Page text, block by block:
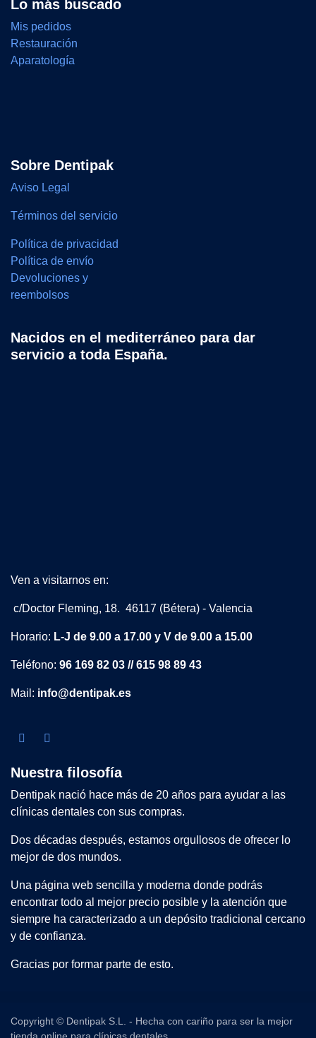
Lo más buscado
Mis pedidos
Restauración
Aparatología
Sobre Dentipak
Aviso Legal
Términos del servicio
Política de privacidad
Política de envío
Devoluciones y
reembolsos
Nacidos en el mediterráneo para dar
servicio a toda España.
Ven a visitarnos en:
c/Doctor Fleming, 18. 46117 (Bétera) - Valencia
Horario: L-J de 9.00 a 17.00 y V de 9.00 a 15.00
Teléfono: 96 169 82 03 // 615 98 89 43
Mail: info@dentipak.es
Nuestra filosofía
Dentipak nació hace más de 20 años para ayudar a las
clínicas dentales con sus compras.
Dos décadas después, estamos orgullosos de ofrecer lo
mejor de dos mundos.
Una página web sencilla y moderna donde podrás
encontrar todo al mejor precio posible y la atención que
siempre ha caracterizado a un depósito tradicional cercano
y de confianza.
Gracias por formar parte de esto.
Copyright © Dentipak S.L. - Hecha con cariño para ser la mejor
tienda online para clínicas dentales.